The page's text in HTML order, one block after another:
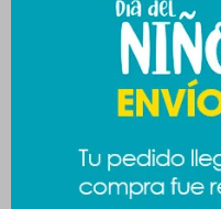
Productos